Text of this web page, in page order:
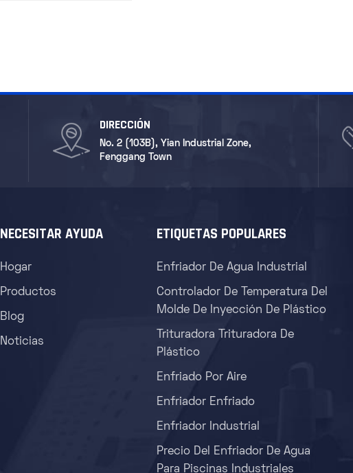
DIRECCIÓN
No. 2 (103B), Yian Industrial Zone,
Fenggang Town
NECESITAR AYUDA
Hogar
Productos
Blog
Noticias
ETIQUETAS POPULARES
Enfriador De Agua Industrial
Controlador De Temperatura Del
Molde De Inyección De Plástico
Trituradora Trituradora De
Plástico
Enfriado Por Aire
Enfriador Enfriado
Enfriador Industrial
Precio Del Enfriador De Agua
Para Piscinas Industriales